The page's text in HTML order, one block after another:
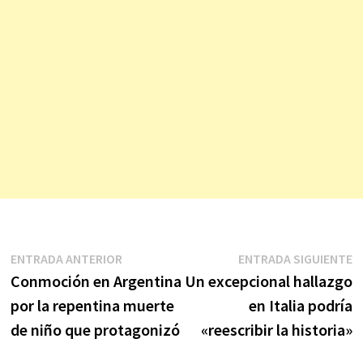
Navegación
de
entradas
ENTRADA ANTERIOREntrada
anterior:
Conmoción en Argentina
por la repentina muerte
de niño que protagonizó
ENTRADA SIGUIENTE
Un excepcional hallazgo
en Italia podría
«reescribir la historia»